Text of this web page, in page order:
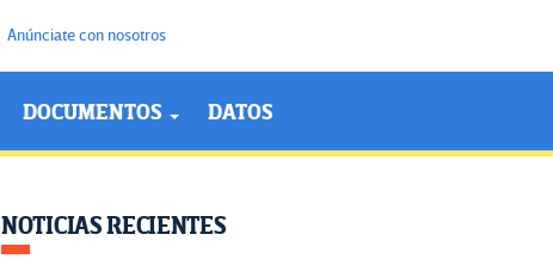
Anúnciate con nosotros
DOCUMENTOS DATOS
NOTICIAS RECIENTES